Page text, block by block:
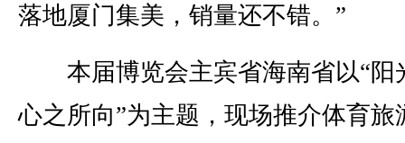
落地厦门集美，销量还不错。”
本届博览会主宾省海南省以“阳
心之所向”为主题，现场推介体育旅